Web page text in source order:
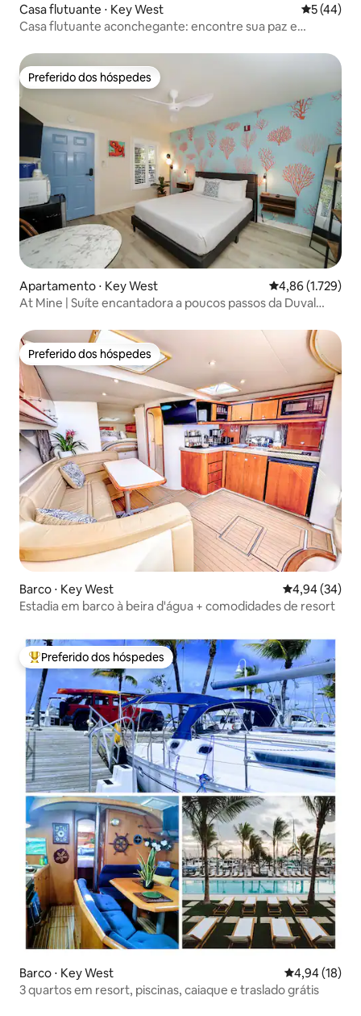
Casa flutuante ⋅ Key West 5 de uma
5 (44)
Casa flutuante aconchegante: encontre sua paz e
Preferido dos hóspedes
Preferido dos hóspedes
Apartamento ⋅ Key West 4,86 de uma
4,86 (1.729)
At Mine | Suíte encantadora a poucos passos da Duval
Preferido dos hóspedes
Preferido dos hóspedes
Barco ⋅ Key West 4,94 de uma
4,94 (34)
Estadia em barco à beira d'água + comodidades de resort
Entre os melhores preferidos dos hóspedes
Preferido dos hóspedes
Barco ⋅ Key West 4,94 de uma
4,94 (18)
3 quartos em resort, piscinas, caiaque e traslado grátis